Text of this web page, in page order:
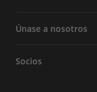
Únase a nosotros
Socios